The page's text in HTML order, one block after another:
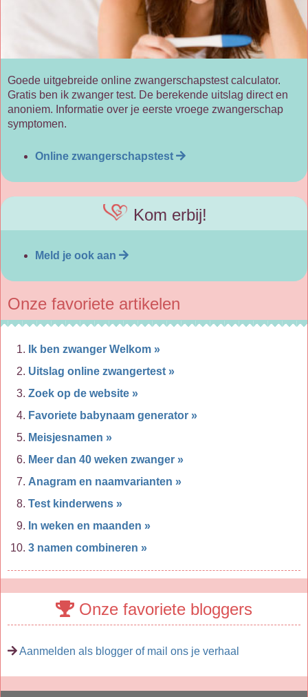
Goede uitgebreide online zwangerschapstest calculator.
Gratis ben ik zwanger test. De berekende uitslag direct en
anoniem. Informatie over je eerste vroege zwangerschap
symptomen.
Online zwangerschapstest
Kom erbij!
Meld je ook aan
Onze favoriete artikelen
Ik ben zwanger Welkom »
Uitslag online zwangertest »
Zoek op de website »
Favoriete babynaam generator »
Meisjesnamen »
Meer dan 40 weken zwanger »
Anagram en naamvarianten »
Test kinderwens »
In weken en maanden »
3 namen combineren »
Onze favoriete bloggers
Aanmelden als blogger of mail ons je verhaal